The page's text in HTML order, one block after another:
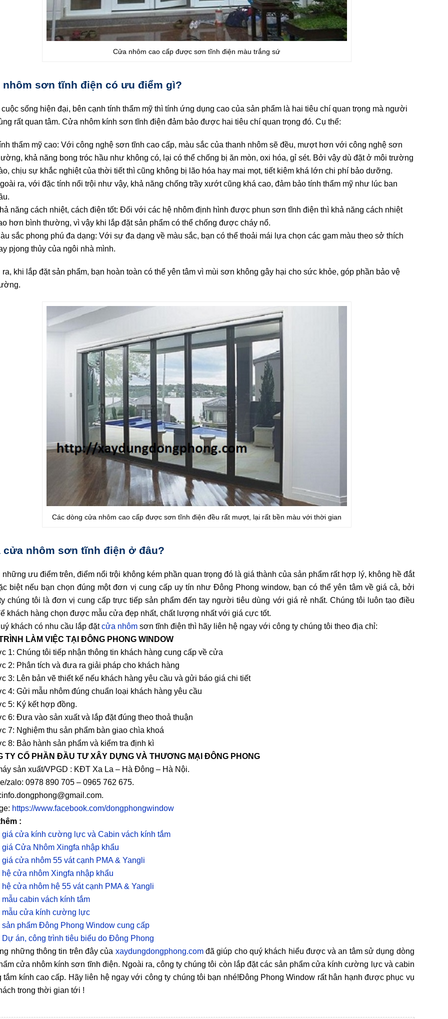
Cửa nhôm cao cấp được sơn tĩnh điện màu trắng sứ
nhôm sơn tĩnh điện có ưu điểm gì?
cuộc sống hiện đại, bên cạnh tính thẩm mỹ thì tính ứng dụng cao của sản phẩm là hai tiêu chí quan trọng mà người
rất quan tâm. Cửa nhôm kính sơn tĩnh điện đảm bảo được hai tiêu chí quan trọng đó. Cụ thể:
thẩm mỹ cao: Với công nghệ sơn tĩnh cao cấp, màu sắc của thanh nhôm sẽ đều, mượt hơn với công nghệ sơn
khả năng bong tróc hầu như không có, lại có thể chống bị ăn mòn, oxi hóa, gỉ sét. Bởi vậy dù đặt ở môi trường
chịu sự khắc nghiệt của thời tiết thì cũng không bị lão hóa hay mai mọt, tiết kiệm khá lớn chi phí bảo dưỡng.
ra, với đặc tính nổi trội như vậy, khả năng chống trầy xướt cũng khá cao, đảm bảo tính thẩm mỹ như lúc ban
năng cách nhiệt, cách điện tốt: Đối với các hệ nhôm định hình được phun sơn tĩnh điện thì khả năng cách nhiệt
hơn bình thường, vì vậy khi lắp đặt sản phẩm có thể chống được cháy nổ.
sắc phong phú đa dạng: Với sự đa dạng về màu sắc, bạn có thể thoải mái lựa chọn các gam màu theo sở thích
pjong thủy của ngôi nhà mình.
ra, khi lắp đặt sản phẩm, bạn hoàn toàn có thể yên tâm vì mùi sơn không gây hại cho sức khỏe, góp phần bảo vệ
Các dòng cửa nhôm cao cấp được sơn tĩnh điện đều rất mượt, lại rất bền màu với thời gian
cửa nhôm sơn tĩnh điện ở đâu?
những ưu điểm trên, điểm nổi trội không kém phần quan trọng đó là giá thành của sản phẩm rất hợp lý, không hề đắt
biệt nếu bạn chọn đúng một đơn vị cung cấp uy tín như Đông Phong window, bạn có thể yên tâm về giá cả, bởi
chúng tôi là đơn vị cung cấp trực tiếp sản phẩm đến tay người tiêu dùng với giá rẻ nhất. Chúng tôi luôn tạo điều
khách hàng chọn được mẫu cửa đẹp nhất, chất lượng nhất với giá cực tốt.
khách có nhu cầu lắp đặtcửa nhômsơn tĩnh điện thì hãy liên hệ ngay với công ty chúng tôi theo địa chỉ:
LÀM VIỆC TẠI ĐÔNG PHONG WINDOW
1: Chúng tôi tiếp nhận thông tin khách hàng cung cấp về cửa
2: Phân tích và đưa ra giải pháp cho khách hàng
3: Lên bản vẽ thiết kế nếu khách hàng yêu cầu và gửi báo giá chi tiết
4: Gửi mẫu nhôm đúng chuẩn loại khách hàng yêu cầu
5: Ký kết hợp đồng.
6: Đưa vào sản xuất và lắp đặt đúng theo thoả thuận
7: Nghiệm thu sản phẩm bàn giao chìa khoá
8: Bảo hành sản phẩm và kiểm tra định kì
TY CỔ PHẦN ĐẦU TƯ XÂY DỰNG VÀ THƯƠNG MẠI ĐÔNG PHONG
sản xuất/VPGD : KĐT Xa La – Hà Đông – Hà Nội.
zalo: 0978 890 705 – 0965 762 675.
https://www.facebook.com/dongphongwindow
:
giá cửa kính cường lực và Cabin vách kính tắm
giá Cửa Nhôm Xingfa nhập khẩu
giá cửa nhôm 55 vát cạnh PMA & Yangli
hệ cửa nhôm Xingfa nhập khẩu
hệ cửa nhôm hệ 55 vát cạnh PMA & Yangli
mẫu cabin vách kính tắm
mẫu cửa kính cường lực
sản phẩm Đông Phong Window cung cấp
Dự án, công trình tiêu biểu do Đông Phong
những thông tin trên đây của xaydungdongphong.comđã giúp cho quý khách hiểu được và an tâm sử dụng dòng
cửa nhôm kính sơn tĩnh điện. Ngoài ra, công ty chúng tôi còn lắp đặt các sản phẩm cửa kính cường lực và cabin
tắm kính cao cấp. Hãy liên hệ ngay với công ty chúng tôi bạn nhé!Đông Phong Window rất hân hạnh được phục vụ
trong thời gian tới !